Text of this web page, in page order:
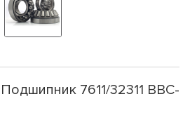
7611/32311 BBC-